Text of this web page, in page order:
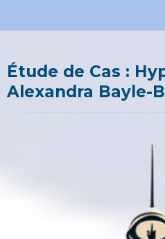
Étude de Cas :
Alexandra Bayle-